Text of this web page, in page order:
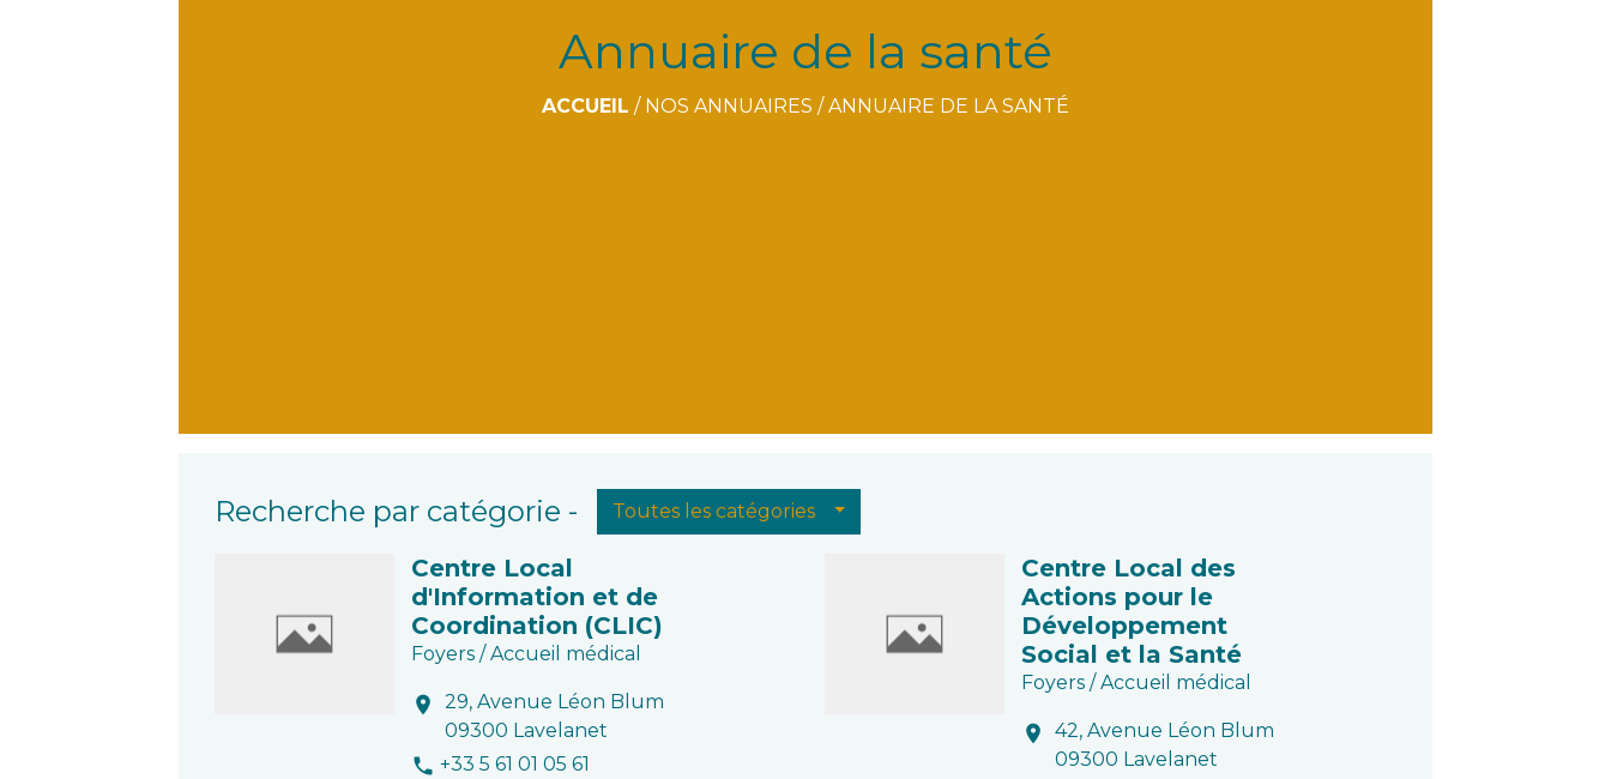
Annuaire de la santé
ACCUEIL / NOS ANNUAIRES /ANNUAIRE DE LA SANTÉ
Recherche par catégorie - Toutes les catégories
Centre Local
d'Information et de
Coordination (CLIC)
Foyers / Accueil médical
location_on
29, Avenue Léon Blum
09300 Lavelanet
phone +33 5 61 01 05 61
Centre Local des
Actions pour le
Développement
Social et la Santé
Foyers / Accueil médical
location_on
42, Avenue Léon Blum
09300 Lavelanet